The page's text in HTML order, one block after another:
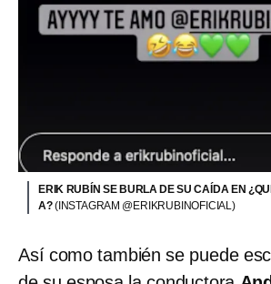
ERIK RUBÍN SE BURLA DE SU CAÍDA EN
A?(INSTAGRAM @ERIKRUBINOFICIAL)
Así como también se puede